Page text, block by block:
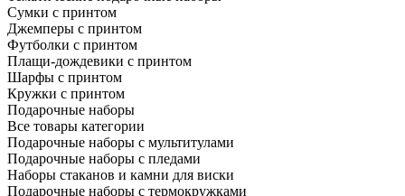
Сумки с принтом
Джемперы с принтом
Футболки с принтом
Плащи-дождевики с принтом
Шарфы с принтом
Кружки с принтом
Подарочные наборы
Все товары категории
Подарочные наборы с мультитулами
Подарочные наборы с пледами
Наборы стаканов и камни для виски
Подарочные наборы с термокружками